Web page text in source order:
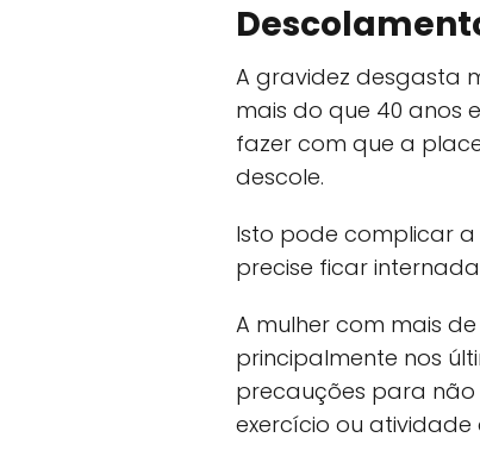
A gravidez desgasta
mais do que 40 anos
fazer com que a
descole.
Isto pode complicar
precise ficar
A mulher com mais
principalmente nos
precauções para não
exercício ou